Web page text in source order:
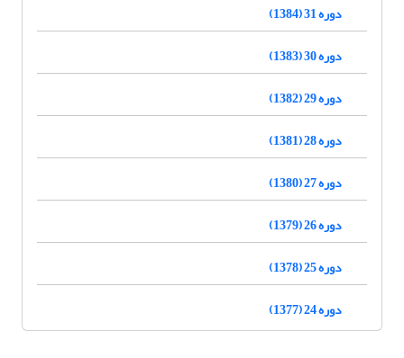
دوره 31 (1384)
دوره 30 (1383)
دوره 29 (1382)
دوره 28 (1381)
دوره 27 (1380)
دوره 26 (1379)
دوره 25 (1378)
دوره 24 (1377)